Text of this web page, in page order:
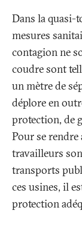
Dans la quasi-
mesures
contagion ne
coudre sont
un mètre de
déplore en
protection, de
Pour se
travailleurs
transports
ces usines, il
protection